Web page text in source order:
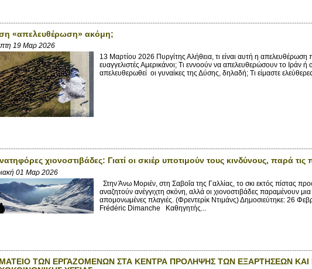
«απελευθέρωση» ακόμη;
19 Μαρ 2026
13 Μαρτίου 2026 Πυργίτης Αλήθεια, τι είναι αυτή η απελευθέρωση
ευαγγελιστές Αμερικάνοι; Τι εννοούν να απελευθερώσουν το Ιράν
απελευθερωθεί οι γυναίκες της Δύσης, δηλαδή; Τι είμαστε
χιονοστιβάδες: Γιατί οι σκιέρ υποτιμούν τους κινδύνους, παρά τις
01 Μαρ 2026
Στην Άνω Μοριέν, στη Σαβοΐα της Γαλλίας, το σκι εκτός πίστας
αναζητούν ανέγγιχτη σκόνη, αλλά οι χιονοστιβάδες παραμένουν μια
απομονωμένες πλαγιές. (Φρεντερίκ Ντιμάνς) Δημοσιεύτηκε: 26
Frédéric Dimanche Καθηγητής...
ΤΩΝ ΕΡΓΑΖΟΜΕΝΩΝ ΣΤΑ ΚΕΝΤΡΑ ΠΡΟΛΗΨΗΣ ΤΩΝ ΕΞΑΡΤΗΣΕΩΝ ΚΑΙ